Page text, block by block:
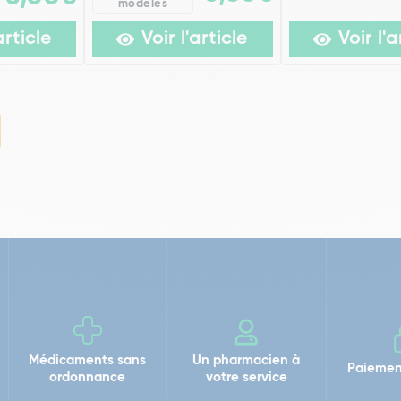
modèles
Voir l'article Voir
Médicaments sans
ordonnance
Un pharmacien à
votre service